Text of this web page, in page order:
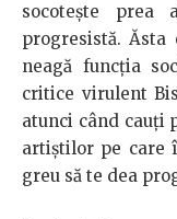
socoteşte prea
progresistă. Ăsta
neagă funcţia
critice virulent
atunci când cauţi
artiştilor pe care
greu să te dea